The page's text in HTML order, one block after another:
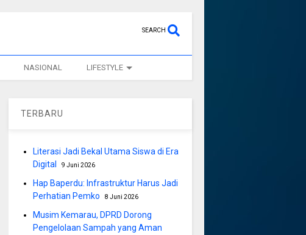
SEARCH
NASIONAL LIFESTYLE
TERBARU
Literasi Jadi Bekal Utama Siswa di Era
Digital
9 Juni 2026
Hap Baperdu: Infrastruktur Harus Jadi
Perhatian Pemko
8 Juni 2026
Musim Kemarau, DPRD Dorong
Pengelolaan Sampah yang Aman